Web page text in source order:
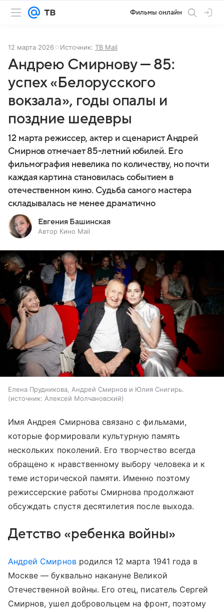
Фильмы онлайн
12 марта 2026 Источник: ТВ Mail
Андрею Смирнову — 85:
успех «Белорусского
вокзала», годы опалы и
поздние шедевры
12 марта режиссер, актер и сценарист Андрей
Смирнов отмечает 85-летний юбилей. Его
фильмография невелика по количеству, но почти
каждая картина становилась событием в
отечественном кино. Судьба самого мастера
складывалась не менее драматично
Евгения Башинская
Автор Кино Mail
Елена Прудникова, Андрей Смирнов и Юлия Снигирь.
источник: Алексей Молчановский
Имя Андрея Смирнова связано с фильмами,
которые формировали культурную память
нескольких поколений. Его творчество всегда
обращено к нравственному выбору человека и к
теме исторической памяти. Именно поэтому
режиссерские работы Смирнова продолжают
обсуждать спустя десятилетия после выхода.
Детство «ребенка войны»
Андрей Смирновродился 12 марта 1941 года в
Москве — буквально накануне Великой
Отечественной войны. Его отец, писатель Сергей
Смирнов, ушел добровольцем на фронт, поэтому